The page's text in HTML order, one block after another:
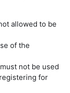
allowed to be
of the
not be used
for